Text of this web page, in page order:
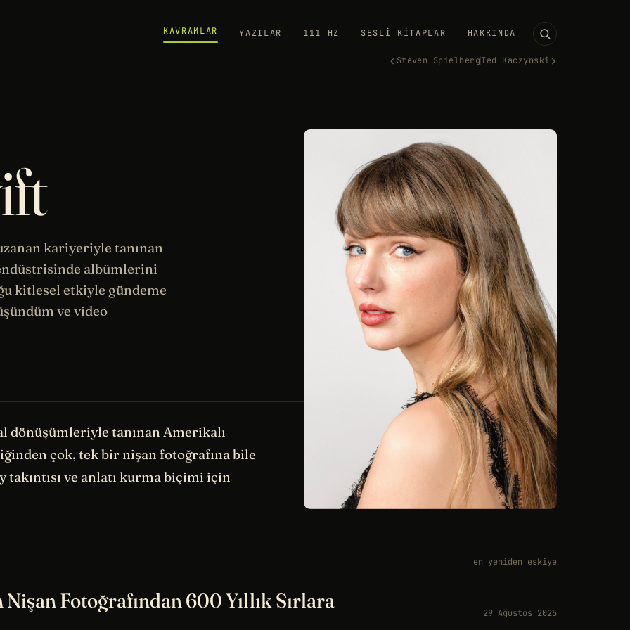
KAVRAMLAR YAZILAR 111 HZ SESLI KITAPLAR HAKKINDA
‹ Steven SpielbergTed Kaczynski ›
kariyeriyle tanınan
albümlerini
kitlesel etkiyle gündeme
ve video
dönüşümleriyle tanınan Amerikalı
çok, tek bir nişan fotoğrafına bile
ve anlatı kurma biçimi için
en yeniden eskiye
Fotoğrafından 600 Yıllık Sırlara
29 Ağustos 2025